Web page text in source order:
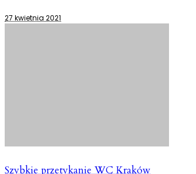
27 kwietnia 2021
Szybkie przetykanie WC Kraków